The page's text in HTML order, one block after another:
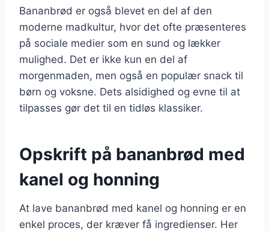
Bananbrød er også blevet en del af den
moderne madkultur, hvor det ofte præsenteres
på sociale medier som en sund og lækker
mulighed. Det er ikke kun en del af
morgenmaden, men også en populær snack til
børn og voksne. Dets alsidighed og evne til at
tilpasses gør det til en tidløs klassiker.
Opskrift på bananbrød med
kanel og honning
At lave bananbrød med kanel og honning er en
enkel proces, der kræver få ingredienser. Her